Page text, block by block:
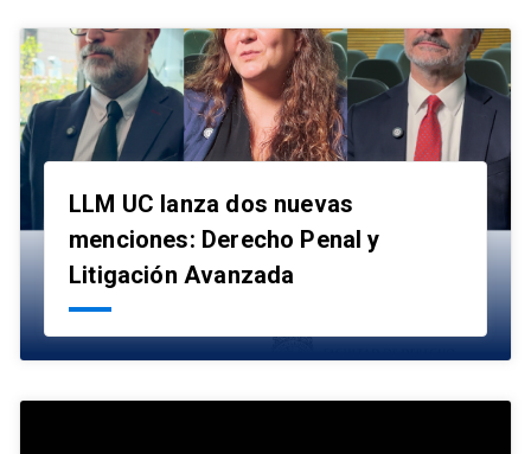
LLM UC lanza dos nuevas
menciones: Derecho Penal y
Litigación Avanzada